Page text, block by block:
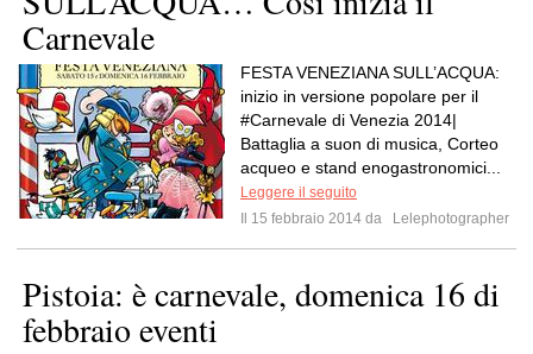
Carnevale
FESTA VENEZIANA SULL’ACQUA:
inizio in versione popolare per il
#Carnevale di Venezia 2014|
Battaglia a suon di musica, Corteo
acqueo e stand enogastronomici...
Leggere il seguito
Il 15 febbraio 2014 da
Lelephotographer
Pistoia: è carnevale, domenica 16 di
febbraio eventi